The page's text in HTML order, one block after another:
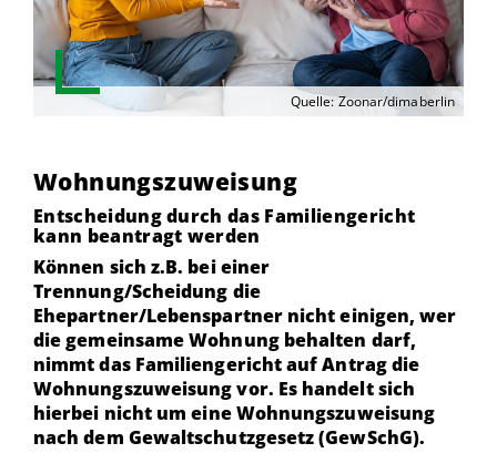
Quelle: Zoonar/dimaberlin
Wohnungszuweisung
Entscheidung durch das Familiengericht
kann beantragt werden
Können sich z.B. bei einer
Trennung/Scheidung die
Ehepartner/Lebenspartner nicht einigen, wer
die gemeinsame Wohnung behalten darf,
nimmt das Familiengericht auf Antrag die
Wohnungszuweisung vor. Es handelt sich
hierbei nicht um eine Wohnungszuweisung
nach dem Gewaltschutzgesetz (GewSchG).